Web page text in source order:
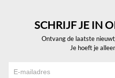
SCHRIJF JE IN
Ontvang de laatste
Je hoeft je